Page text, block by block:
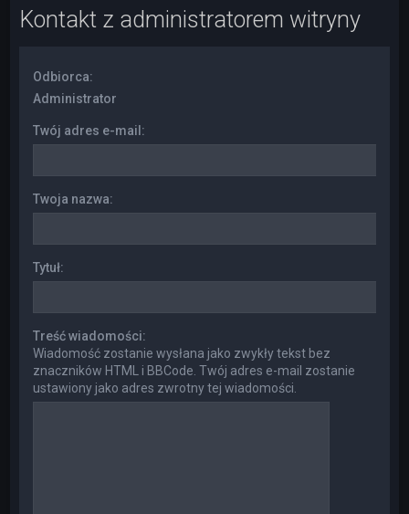
Kontakt z administratorem witryny
Odbiorca:
Administrator
Twój adres e-mail:
Twoja nazwa:
Tytuł:
Treść wiadomości:
Wiadomość zostanie wysłana jako zwykły tekst bez
znaczników HTML i BBCode. Twój adres e-mail zostanie
ustawiony jako adres zwrotny tej wiadomości.